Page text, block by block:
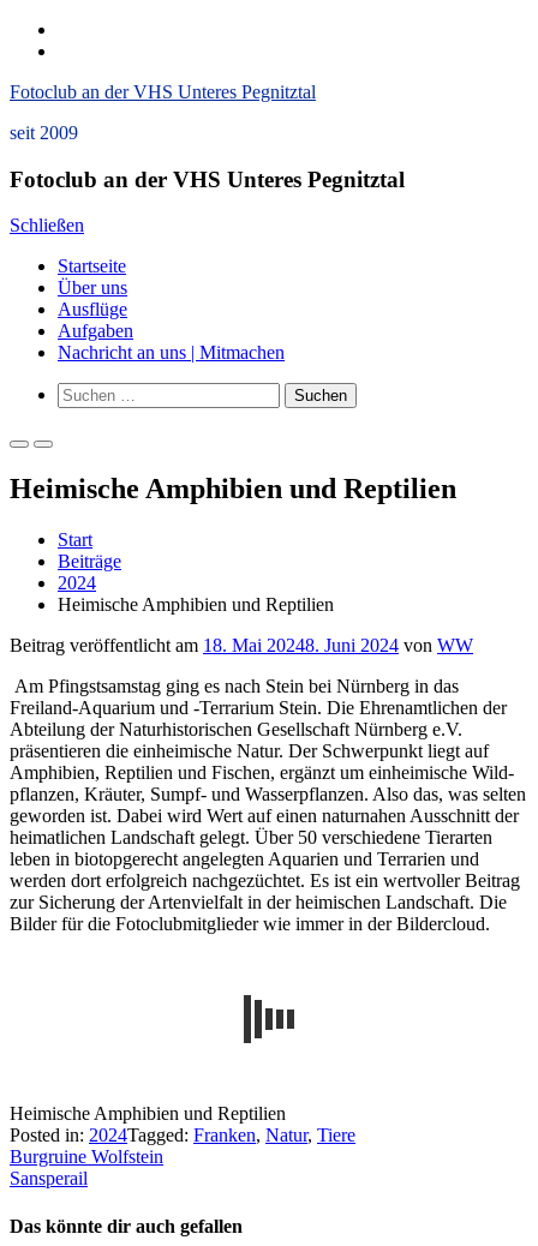
Zum
Inhalt
Impressum
Fotoclub an der VHS Unteres Pegnitztal
seit 2009
Fotoclub an der VHS Unteres Pegnitztal
Schließen
Startseite
Über uns
Ausflüge
Aufgaben
Nachricht an uns | Mitmachen
Such-
Formular
Suchen
nach:
Primäres
für
Primäres
für
Heimische Amphi­bien und Repti­lien
Start
Beiträge
2024
Heimische Amphi­bien und Repti­lien
Beitrag veröffentlicht am 18. Mai 20248. Juni 2024 von WW
Am Pfingstsamstag ging es nach Stein bei Nürnberg in das
Freiland-Aquarium und -Terrarium Stein. Die Ehrenamtlichen der
Abteilung der Natur­historischen Gesell­schaft Nürn­berg e.V.
präsentieren die ein­heimi­sche Natur. Der Schwerpunkt liegt auf
Amphi­bien, Repti­lien und Fischen, ergänzt um ein­heimi­sche Wild­
pflanzen, Kräu­ter, Sumpf- und Was­ser­pflanzen. Also das, was selten
geworden ist. Dabei wird Wert auf einen naturnahen Ausschnitt der
heimatlichen Landschaft gelegt. Über 50 ver­schie­dene Tier­arten
leben in bio­top­ge­recht an­ge­leg­ten Aqua­rien und Ter­ra­rien und
werden dort erfolgreich nachgezüchtet. Es ist ein wert­vol­ler Bei­trag
zur Siche­rung der Arten­viel­falt in der heimi­schen Land­schaft. Die
Bilder für die Fotoclubmitglieder wie immer in der Bildercloud.
Heimische Amphi­bien und Repti­lien
Posted in: 2024Tagged: Franken, Natur, Tiere
Beitragsnavigation
Burgruine Wolfstein
Sansperail
Das könnte dir auch gefallen